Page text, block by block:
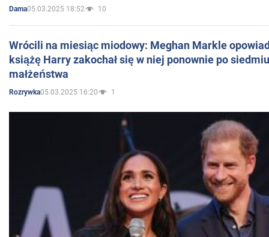
Dama05.03.2025 18:52 10
Wrócili na miesiąc miodowy: Meghan Markle
książę Harry zakochał się w niej ponownie po
małżeństwa
Rozrywka05.03.2025 16:20 1